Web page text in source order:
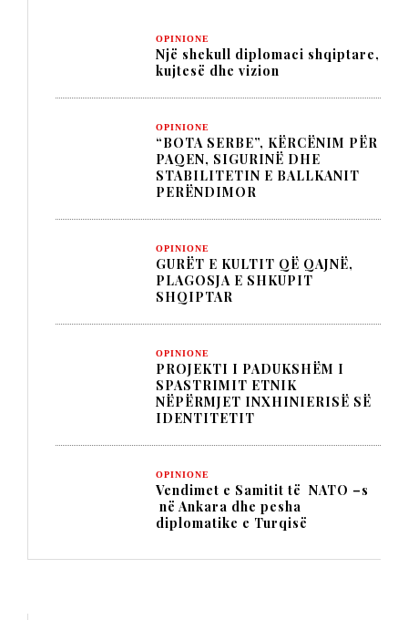
OPINIONE
Një shekull diplomaci shqiptare,
kujtesë dhe vizion
OPINIONE
“BOTA SERBE”, KËRCËNIM PËR
PAQEN, SIGURINË DHE
STABILITETIN E BALLKANIT
PERËNDIMOR
OPINIONE
GURËT E KULTIT QË QAJNË,
PLAGOSJA E SHKUPIT
SHQIPTAR
OPINIONE
PROJEKTI I PADUKSHËM I
SPASTRIMIT ETNIK
NËPËRMJET INXHINIERISË SË
IDENTITETIT
OPINIONE
Vendimet e Samitit të NATO –s
në Ankara dhe pesha
diplomatike e Turqisë